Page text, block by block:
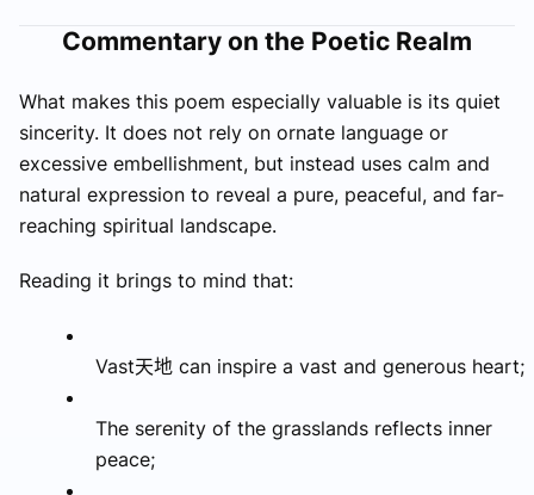
Commentary on the Poetic Realm
What makes this poem especially valuable is its quiet
sincerity. It does not rely on ornate language or
excessive embellishment, but instead uses calm and
natural expression to reveal a pure, peaceful, and far-
reaching spiritual landscape.
Reading it brings to mind that:
Vast天地 can inspire a vast and generous heart;
The serenity of the grasslands reflects inner
peace;